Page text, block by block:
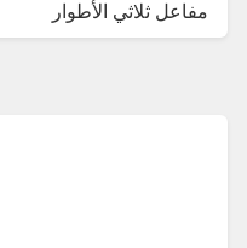
مفاعل ثلاثي الأطوار